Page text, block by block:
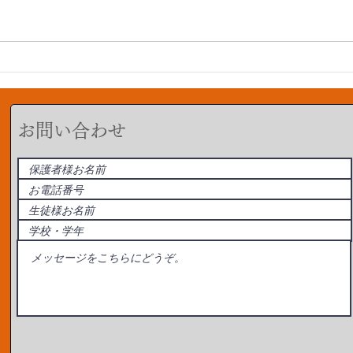
【三語短文】小学生には英会
話よりも日本語の作文を。
​お問い合わせ